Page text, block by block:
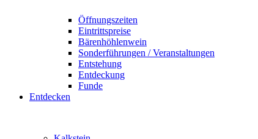
Öffnungszeiten
Eintrittspreise
Bärenhöhlenwein
Sonderführungen / Veranstaltungen
Entstehung
Entdeckung
Funde
Entdecken